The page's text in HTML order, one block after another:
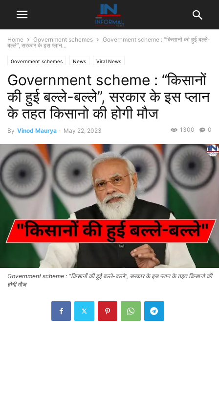
Home Government schemes
Government scheme : “किसानों की हुई बल्ले-
बल्ले”, सरकार के इस प्लान...
Government schemes News Viral News
Government scheme : “किसानों
की हुई बल्ले-बल्ले”, सरकार के इस प्लान
के तहत किसानो की होगी मौज
By Vinod Maurya - May 22, 2023 0
1300
Government scheme : "किसानों की हुई बल्ले-बल्ले", सरकार के इस प्लान के तहत किसानो की
होगी मौज